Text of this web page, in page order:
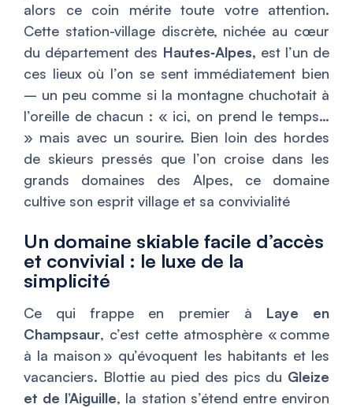
alors ce coin mérite toute votre attention.
Cette station-village discrète, nichée au cœur
du département des Hautes‑Alpes, est l’un de
ces lieux où l’on se sent immédiatement bien
– un peu comme si la montagne chuchotait à
l’oreille de chacun : « ici, on prend le temps…
» mais avec un sourire. Bien loin des hordes
de skieurs pressés que l’on croise dans les
grands domaines des Alpes, ce domaine
cultive son esprit village et sa convivialité
Un domaine skiable facile d’accès
et convivial : le luxe de la
simplicité
Ce qui frappe en premier à Laye en
Champsaur, c’est cette atmosphère « comme
à la maison » qu’évoquent les habitants et les
vacanciers. Blottie au pied des pics du Gleize
et de l’Aiguille, la station s’étend entre environ